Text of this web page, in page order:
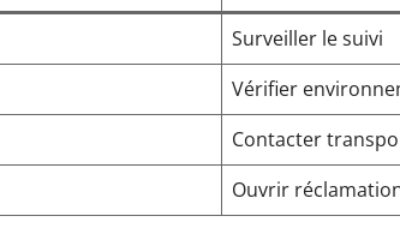
Surveiller le suivi
Vérifier
Contacter
Ouvrir